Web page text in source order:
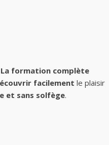
La formation complète
facilement le plaisir
et sans solfège.